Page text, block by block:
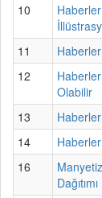
10
11
12
Olabilir
13
14
16
Dağıtımı